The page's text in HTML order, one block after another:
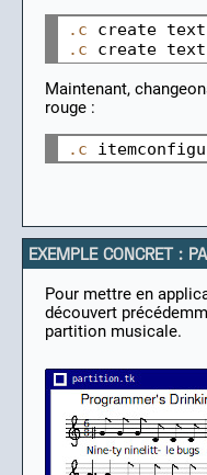
.c create text
.c
create text
Maintenant,
rouge :
.c
EXEMPLE CONCRET :
Pour mettre en
découvert
partition musicale.